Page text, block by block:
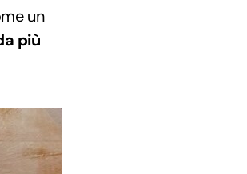
un
più